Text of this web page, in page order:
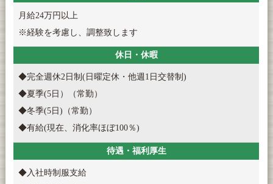
月給24万円以上
※経験を考慮し、調整致します
休日・休暇
◆完全週休2日制(日曜定休・他週1日交替制)
◆夏季(5日）（常勤）
◆冬季(5日)（常勤）
◆有給(現在、消化率ほぼ100％)
待遇・福利厚生
◆入社時制服支給